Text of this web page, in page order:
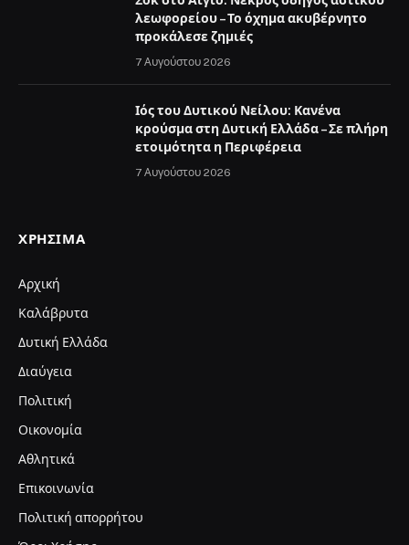
λεωφορείου – Το όχημα ακυβέρνητο
προκάλεσε ζημιές
7 Αυγούστου 2026
Ιός του Δυτικού Νείλου: Κανένα
κρούσμα στη Δυτική Ελλάδα – Σε πλήρη
ετοιμότητα η Περιφέρεια
7 Αυγούστου 2026
ΧΡΉΣΙΜΑ
Αρχική
Καλάβρυτα
Δυτική Ελλάδα
Διαύγεια
Πολιτική
Οικονομία
Αθλητικά
Επικοινωνία
Πολιτική απορρήτου